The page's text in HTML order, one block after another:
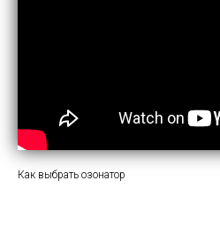
Как выбрать озонатор